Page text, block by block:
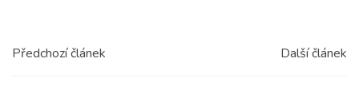
Předchozí článek Další článek